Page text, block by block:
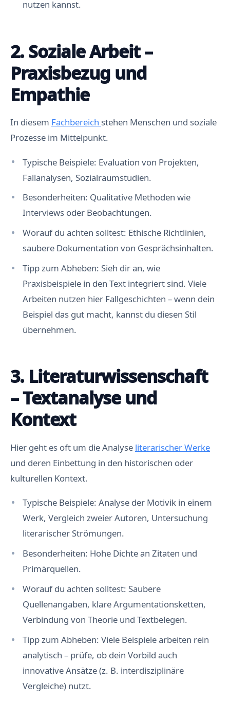
nutzen kannst.
2. Soziale Arbeit –
Praxisbezug und
Empathie
In diesem Fachbereich stehen Menschen und soziale
Prozesse im Mittelpunkt.
Typische Beispiele: Evaluation von Projekten,
Fallanalysen, Sozialraumstudien.
Besonderheiten: Qualitative Methoden wie
Interviews oder Beobachtungen.
Worauf du achten solltest: Ethische Richtlinien,
saubere Dokumentation von Gesprächsinhalten.
Tipp zum Abheben: Sieh dir an, wie
Praxisbeispiele in den Text integriert sind. Viele
Arbeiten nutzen hier Fallgeschichten – wenn dein
Beispiel das gut macht, kannst du diesen Stil
übernehmen.
3. Literaturwissenschaft
– Textanalyse und
Kontext
Hier geht es oft um die Analyse literarischer Werke
und deren Einbettung in den historischen oder
kulturellen Kontext.
Typische Beispiele: Analyse der Motivik in einem
Werk, Vergleich zweier Autoren, Untersuchung
literarischer Strömungen.
Besonderheiten: Hohe Dichte an Zitaten und
Primärquellen.
Worauf du achten solltest: Saubere
Quellenangaben, klare Argumentationsketten,
Verbindung von Theorie und Textbelegen.
Tipp zum Abheben: Viele Beispiele arbeiten rein
analytisch – prüfe, ob dein Vorbild auch
innovative Ansätze (z. B. interdisziplinäre
Vergleiche) nutzt.